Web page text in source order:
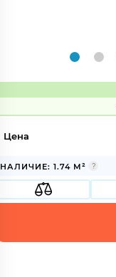
Цена
НАЛИЧИЕ: 1.74 М²